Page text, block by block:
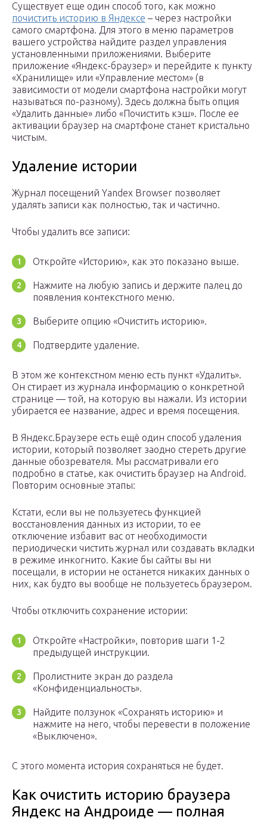
Существует еще один способ того, как можно
почистить историю в Яндексе – через настройки
самого смартфона. Для этого в меню параметров
вашего устройства найдите раздел управления
установленными приложениями. Выберите
приложение «Яндекс-браузер» и перейдите к пункту
«Хранилище» или «Управление местом» (в
зависимости от модели смартфона настройки могут
называться по-разному). Здесь должна быть опция
«Удалить данные» либо «Почистить кэш». После ее
активации браузер на смартфоне станет кристально
чистым.
Удаление истории
Журнал посещений Yandex Browser позволяет
удалять записи как полностью, так и частично.
Чтобы удалить все записи:
Откройте «Историю», как это показано выше.
Нажмите на любую запись и держите палец до
появления контекстного меню.
Выберите опцию «Очистить историю».
Подтвердите удаление.
В этом же контекстном меню есть пункт «Удалить».
Он стирает из журнала информацию о конкретной
странице — той, на которую вы нажали. Из истории
убирается ее название, адрес и время посещения.
В Яндекс.Браузере есть ещё один способ удаления
истории, который позволяет заодно стереть другие
данные обозревателя. Мы рассматривали его
подробно в статье, как очистить браузер на Android.
Повторим основные этапы:
Кстати, если вы не пользуетесь функцией
восстановления данных из истории, то ее
отключение избавит вас от необходимости
периодически чистить журнал или создавать вкладки
в режиме инкогнито. Какие бы сайты вы ни
посещали, в истории не останется никаких данных о
них, как будто вы вообще не пользуетесь браузером.
Чтобы отключить сохранение истории:
Откройте «Настройки», повторив шаги 1-2
предыдущей инструкции.
Пролистните экран до раздела
«Конфиденциальность».
Найдите ползунок «Сохранять историю» и
нажмите на него, чтобы перевести в положение
«Выключено».
С этого момента история сохраняться не будет.
Как очистить историю браузера
Яндекс на Андроиде — полная